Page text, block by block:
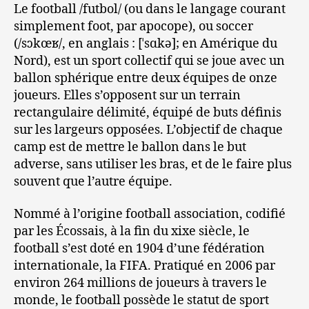
Le football /futbol/ (ou dans le langage courant
simplement foot, par apocope), ou soccer
(/sɔkœʁ/, en anglais : [ˈsɑkə]; en Amérique du
Nord), est un sport collectif qui se joue avec un
ballon sphérique entre deux équipes de onze
joueurs. Elles s’opposent sur un terrain
rectangulaire délimité, équipé de buts définis
sur les largeurs opposées. L’objectif de chaque
camp est de mettre le ballon dans le but
adverse, sans utiliser les bras, et de le faire plus
souvent que l’autre équipe.
Nommé à l’origine football association, codifié
par les Écossais, à la fin du xixe siècle, le
football s’est doté en 1904 d’une fédération
internationale, la FIFA. Pratiqué en 2006 par
environ 264 millions de joueurs à travers le
monde, le football possède le statut de sport